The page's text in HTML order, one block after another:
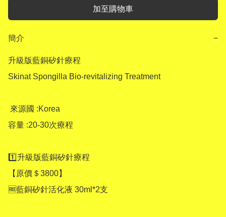
加至購物車
簡介 −
升級版藍銅矽針療程
Skinat Spongilla Bio-revitalizing Treatment
容量 :20-30次療程
1️⃣升級版藍銅矽針療程
【原價＄3800】
🆓️藍銅矽針活化液 30ml*2支